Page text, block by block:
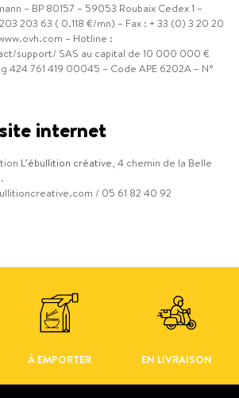
– BP 80157 – 59053 Roubaix Cedex 1 –
203 63 ( 0.118 €/mn) – Fax : + 33 (0) 3 20 20
– Hotline :
support/ SAS au capital de 10 000 000 €
424 761 419 00045 – Code APE 6202A – N°
internet
L’ébullition créative , 4 chemin de la Belle
/ 05 61 82 40 92
À EMPORTER EN LIVRAISON